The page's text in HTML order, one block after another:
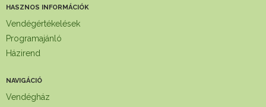
HASZNOS INFORMÁCIÓK
Vendégértékelések
Programajánló
Házirend
NAVIGÁCIÓ
Vendégház